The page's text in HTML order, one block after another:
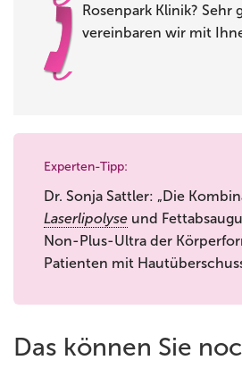
Rosenpark Klinik? Sehr
vereinbaren wir mit
Experten-Tipp:
Dr. Sonja Sattler: „Die
Laserlipolyse und
Non-Plus-Ultra der
Patienten mit
Das können Sie